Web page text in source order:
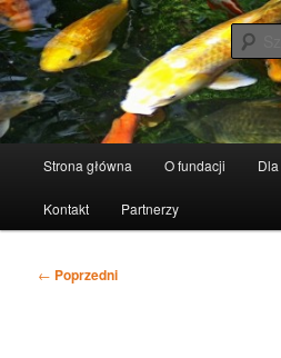
Przeskocz
do
tekstu
Mundo Humano
Fundacja Ludzki Świat
Strona główna O fundacji
Kontakt Partnerzy
Nawigacja
← Poprzedni